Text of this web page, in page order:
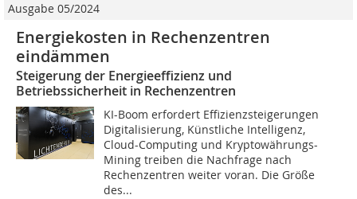
Ausgabe 05/2024
Energiekosten in Rechenzentren
eindämmen
Steigerung der Energieeffizienz und
Betriebssicherheit in Rechenzentren
KI-Boom erfordert ­Effizienz­steigerungen
Digitalisierung, Künstliche Intelligenz,
Cloud-Computing und Kryptowährungs-
Mining treiben die Nachfrage nach
Rechenzentren weiter voran. Die Größe
des...